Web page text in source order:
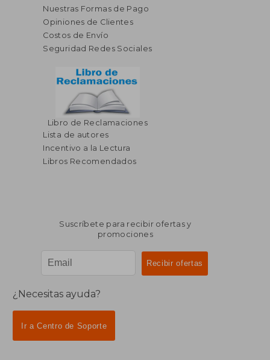
Nuestras Formas de Pago
Opiniones de Clientes
Costos de Envío
Seguridad Redes Sociales
Libro de Reclamaciones
Lista de autores
Incentivo a la Lectura
Libros Recomendados
Suscríbete para recibir ofertas y
promociones
¿Necesitas ayuda?
Ir a Centro de Soporte